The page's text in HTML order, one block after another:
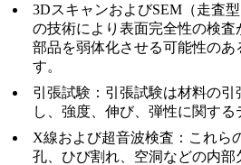
3DスキャンおよびSEM（走査型
の技術により表面完全性の検
部品を弱体化させる可能性のあ
す。
引張試験 ： 引張試験は材料の引
し、強度、伸び、弾性に関する
X線および超音波検査 ：これら
孔、ひび割れ、空洞などの内